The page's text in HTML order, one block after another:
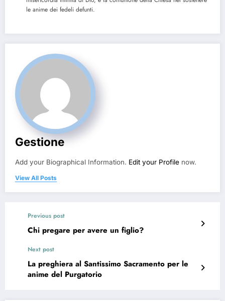
le anime dei fedeli defunti.
Gestione
Add your Biographical Information. Edit your Profile now.
View All Posts
Previous post
Chi pregare per avere un figlio?
Next post
La preghiera al Santissimo Sacramento per le
anime del Purgatorio